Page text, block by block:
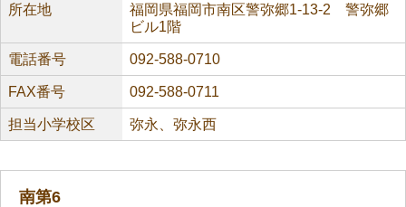
所在地
福岡県福岡市南区警弥郷1-13-2 警弥郷
ビル1階
電話番号 092-588-0710
FAX番号 092-588-0711
担当小学校区 弥永、弥永西
南第6